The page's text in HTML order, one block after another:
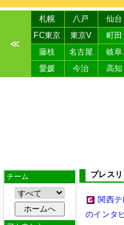
≪
札幌 八戸 仙台
FC東京
東京V 町田
藤枝
名古屋 岐阜
愛媛
今治 高知
チーム プレス
関西
のインタ